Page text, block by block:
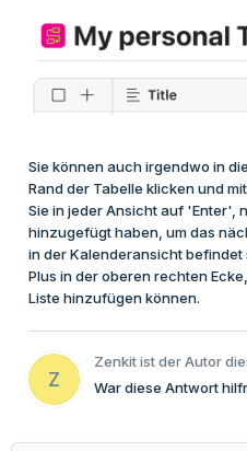
Sie können auch irgendwo in
Rand der Tabelle klicken und
Sie in jeder Ansicht auf 'Enter',
hinzugefügt haben, um das
in der Kalenderansicht befindet
Plus in der oberen rechten
Liste hinzufügen können.
Z
Zenkit ist der Autor
War diese Antwort